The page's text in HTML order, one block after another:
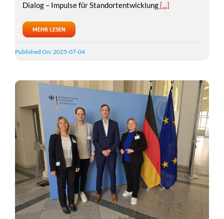
Dialog – Impulse für Standortentwicklung[...]
MEHR LESEN
Published On: 2025-07-04